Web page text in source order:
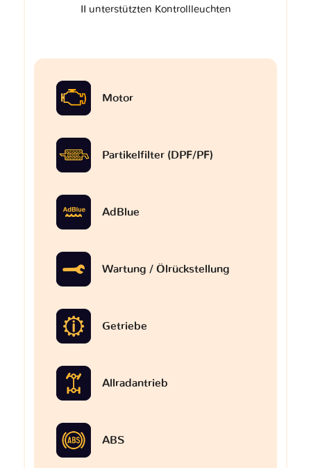
II unterstützten Kontrollleuchten
Motor
Partikelfilter (DPF/PF)
AdBlue
Wartung / Ölrückstellung
Getriebe
Allradantrieb
ABS